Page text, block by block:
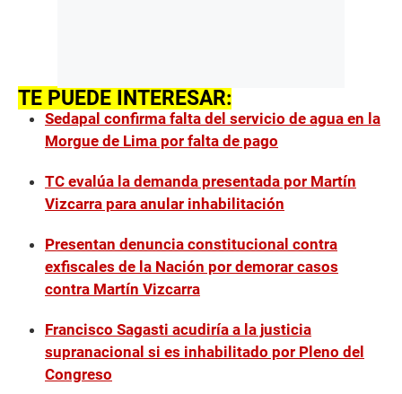
TE PUEDE INTERESAR:
Sedapal confirma falta del servicio de agua en la
Morgue de Lima por falta de pago
TC evalúa la demanda presentada por Martín
Vizcarra para anular inhabilitación
Presentan denuncia constitucional contra
exfiscales de la Nación por demorar casos
contra Martín Vizcarra
Francisco Sagasti acudiría a la justicia
supranacional si es inhabilitado por Pleno del
Congreso